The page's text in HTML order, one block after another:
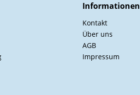
Informationen
Kontakt
Über uns
AGB
Impressum